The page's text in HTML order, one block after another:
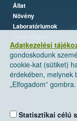
Adatkezelési
gondoskodunk
cookie-kat (sütiket)
érdekében, melynek
„Elfogadom” gombra.
Statisztikai célú
Állat
Növény
Laboratóriumok